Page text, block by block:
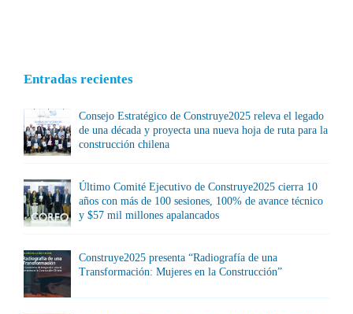
Entradas recientes
Consejo Estratégico de Construye2025 releva el legado
de una década y proyecta una nueva hoja de ruta para la
construcción chilena
Último Comité Ejecutivo de Construye2025 cierra 10
años con más de 100 sesiones, 100% de avance técnico
y $57 mil millones apalancados
Construye2025 presenta “Radiografía de una
Transformación: Mujeres en la Construcción”